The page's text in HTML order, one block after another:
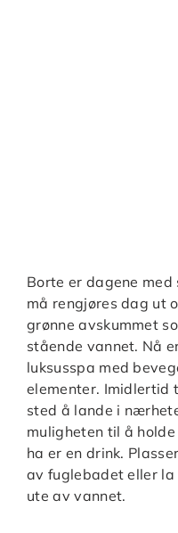
Borte er dagene
må rengjøres dag ut
grønne avskummet
stående vannet. Nå
luksusspa med
elementer.
sted å lande i
muligheten til å
ha er en drink.
av fuglebadet eller
ute av vannet.